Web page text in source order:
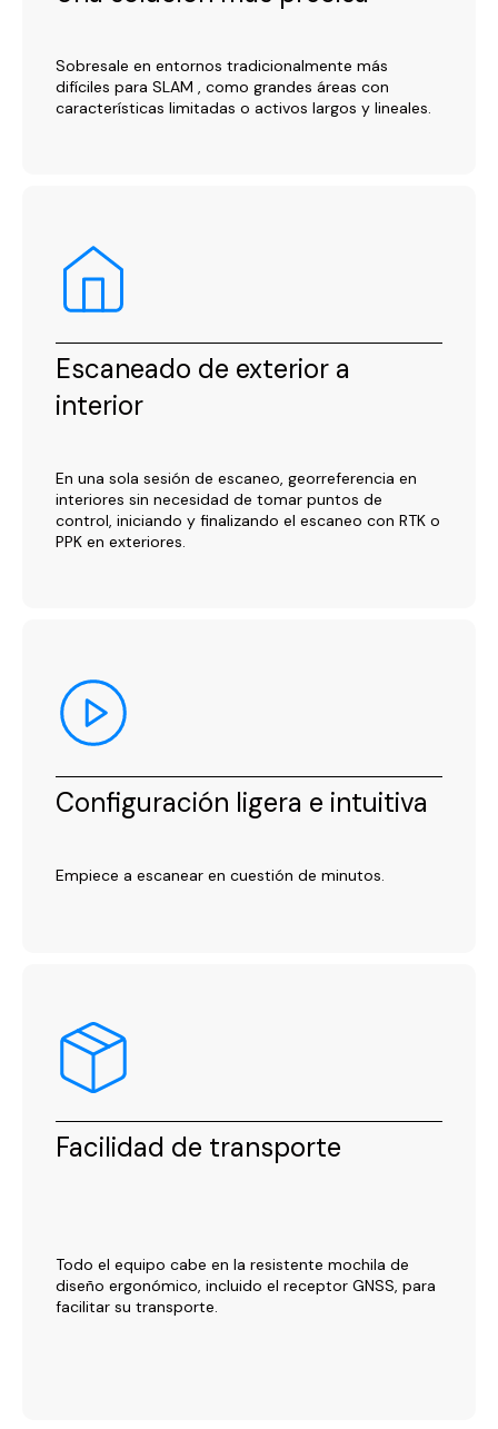
Sobresale en entornos tradicionalmente más
difíciles para SLAM , como grandes áreas con
características limitadas o activos largos y lineales.
Escaneado de exterior a
interior
En una sola sesión de escaneo, georreferencia en
interiores sin necesidad de tomar puntos de
control, iniciando y finalizando el escaneo con RTK o
PPK en exteriores.
Configuración ligera e intuitiva
Empiece a escanear en cuestión de minutos.
Facilidad de transporte
Todo el equipo cabe en la resistente mochila de
diseño ergonómico, incluido el receptor GNSS, para
facilitar su transporte.